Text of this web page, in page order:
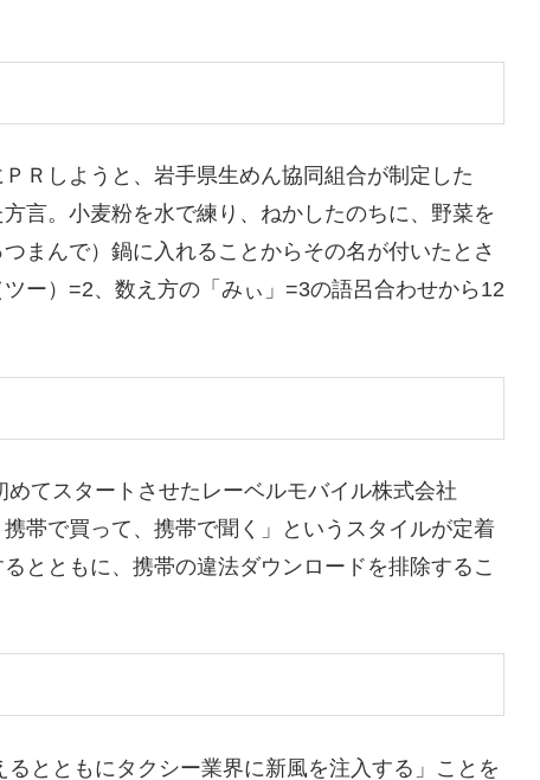
Ｒしようと、岩手県生めん協同組合が制定した
言。小麦粉を水で練り、ねかしたのちに、野菜を
まんで）鍋に入れることからその名が付いたとさ
ー）=2、数え方の「みぃ」=3の語呂合わせから12
てスタートさせたレーベルモバイル株式会社
帯で買って、携帯で聞く」というスタイルが定着
とともに、携帯の違法ダウンロードを排除するこ
とともにタクシー業界に新風を注入する」ことを